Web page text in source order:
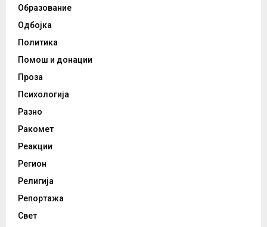
Образование
Одбојка
Политика
Помош и донации
Проза
Психологија
Разно
Ракомет
Реакции
Регион
Религија
Репортажа
Свет